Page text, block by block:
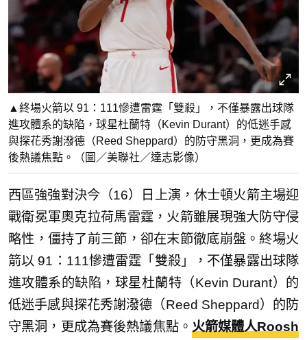
▲終場火箭以 91：111慘遭雷霆「雙殺」，不僅暴露出球隊
進攻體系的缺陷，球星杜蘭特（Kevin Durant）的低迷手感
與探花秀謝潑德（Reed Sheppard）的防守黑洞，更成為賽
後熱議焦點。（圖／美聯社／達志影像）
西區強強對決今（16）日上演，休士頓火箭主場迎
戰衛冕軍奧克拉荷馬雷霆，火箭雖展現強大防守侵
略性，僵持了前三節，卻在末節徹底崩盤。終場火
箭以 91：111慘遭雷霆「雙殺」，不僅暴露出球隊
進攻體系的缺陷，球星杜蘭特（Kevin Durant）的
低迷手感與探花秀謝潑德（Reed Sheppard）的防
守黑洞，更成為賽後熱議焦點。 火箭媒體人Roosh